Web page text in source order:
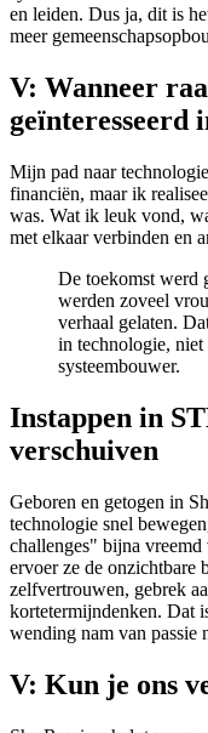
en leiden. Dus ja, dit is
meer
V: Wanneer
geïnteresseerd
Mijn pad naar
financiën, maar ik
was. Wat ik leuk vond,
met elkaar verbinden en
De toekomst werd
werden zoveel
verhaal gelaten.
in technologie, niet
systeembouwer.
Instappen in
verschuiven
Geboren en getogen in
technologie snel
challenges" bijna vreemd
ervoer ze de
zelfvertrouwen, gebrek
kortetermijndenken. Dat
wending nam van passie
V: Kun je ons